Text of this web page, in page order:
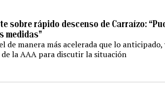
sobre rápido descenso de Carraízo:
medidas”
de manera más acelerada que lo
la AAA para discutir la situación